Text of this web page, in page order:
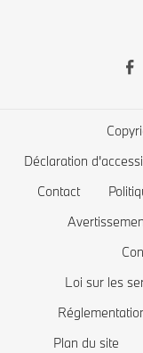
BMW Série 3
BMW Série 2
BMW Série 1
La famille BMW X1
BMW M
Voitures
Coût des voitures
Batterie de
Déclaration
Contact
Loi sur les
Plan du site